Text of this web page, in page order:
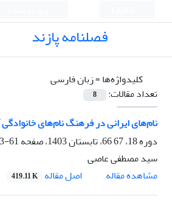
فصلنامه پازند
کلیدواژه‌ها =زبان فارسی
تعداد مقالات:
8
نام‌های ایرانی در فرهنگ نام‌های
دوره 18، 67 66، تابستان 1403، صفحه
61-73
سید مصطفی عاصی
مشاهده مقاله
اصل مقاله 419.11 K